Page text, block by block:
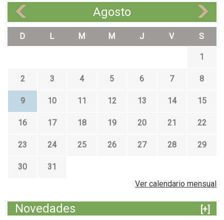
Agosto
D L M M J V S
1
2 3 4 5 6 7 8
9 10 11 12 13 14 15
16 17 18 19 20 21 22
23 24 25 26 27 28 29
30
31
Ver calendario mensual
Novedades
[+]